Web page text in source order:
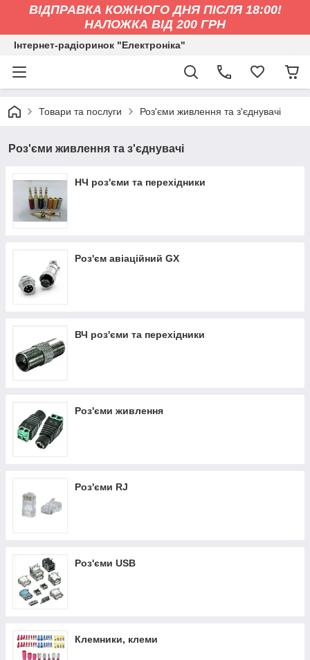
ВІДПРАВКА КОЖНОГО ДНЯ ПІСЛЯ 18:00!
НАЛОЖКА ВІД 200 ГРН
Інтернет-радіоринок "Електроніка"
Товари та послуги Роз'єми живлення та з'єднувачі
Роз'єми живлення та з'єднувачі
НЧ роз'єми та перехідники
Роз'єм авіаційний GX
ВЧ роз'єми та перехідники
Роз'єми живлення
Роз'єми RJ
Роз'єми USB
Клемники, клеми